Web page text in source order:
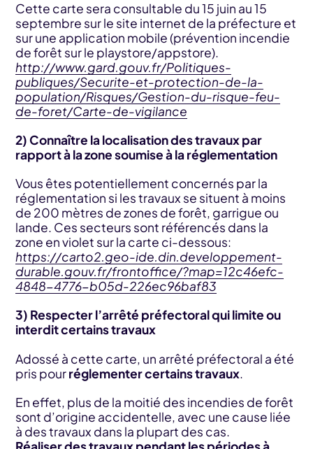
Cette carte sera consultable du 15 juin au 15
septembre sur le site internet de la préfecture et
sur une application mobile (prévention incendie
de forêt sur le playstore/appstore).
http://www.gard.gouv.fr/Politiques-
publiques/Securite-et-protection-de-la-
population/Risques/Gestion-du-risque-feu-
de-foret/Carte-de-vigilance
2) Connaître la localisation des travaux par
rapport à la zone soumise à la réglementation
Vous êtes potentiellement concernés par la
réglementation si les travaux se situent à moins
de 200 mètres de zones de forêt, garrigue ou
lande. Ces secteurs sont référencés dans la
zone en violet sur la carte ci-dessous:
https://carto2.geo-ide.din.developpement-
durable.gouv.fr/frontoffice/?map=12c46efc-
4848-4776-b05d-226ec96baf83
3) Respecter l’arrêté préfectoral qui limite ou
interdit certains travaux
Adossé à cette carte, un arrêté préfectoral a été
pris pourréglementer certains travaux.
En effet, plus de la moitié des incendies de forêt
sont d’origine accidentelle, avec une cause liée
à des travaux dans la plupart des cas.